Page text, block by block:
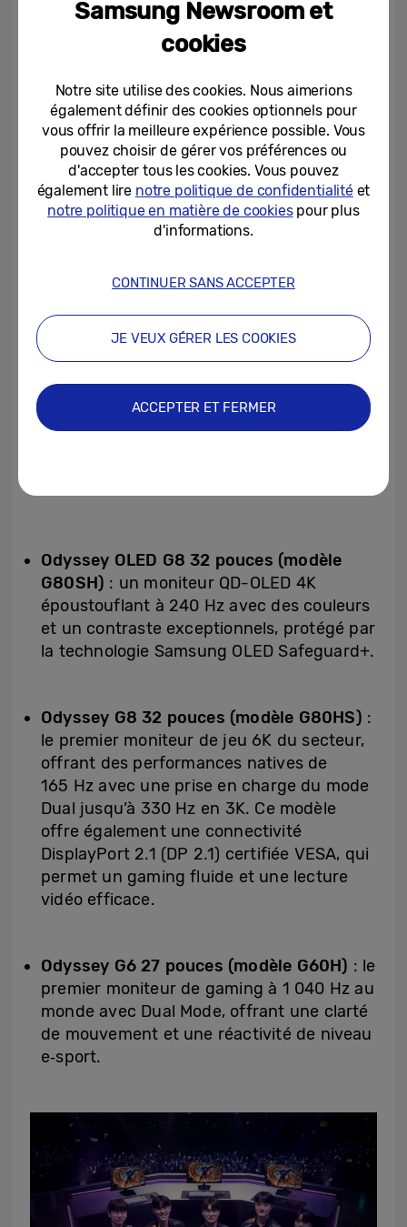
Cette dynamique s’est récemment
manifestée lors de la GDC 2026 à San
dernière gamme Odyssey, donnant aux
développeurs un aperçu de la 3D sans
lunettes et du GAMING HDR10+. La gamme
Odyssey 2026 comprend les éléments
suivants :
oculaire avancé qui offre une profondeur
naturelle et donne l’impression que l’action
jaillit de l’écran.
Odyssey 3D Hub prend en charge une
bibliothèque croissante de titres
compatibles, dont « Hell is Us » et
« Cronos » : « The New Dawn » avec
Odyssey OLED G8 32 pouces (modèle
G80SH) : un moniteur QD-OLED 4K
époustouflant à 240 Hz avec des couleurs
et un contraste exceptionnels, protégé par
la technologie Samsung OLED Safeguard+.
Odyssey G8 32 pouces (modèle G80HS) :
le premier moniteur de jeu 6K du secteur,
offrant des performances natives de
165 Hz avec une prise en charge du mode
Dual jusqu’à 330 Hz en 3K. Ce modèle
offre également une connectivité
DisplayPort 2.1 (DP 2.1) certifiée VESA, qui
permet un gaming fluide et une lecture
vidéo efficace.
Odyssey G6 27 pouces (modèle G60H) : le
premier moniteur de gaming à 1 040 Hz au
monde avec Dual Mode, offrant une clarté
de mouvement et une réactivité de niveau
e‑sport.
Samsung Newsroom et
cookies
Notre site utilise des cookies. Nous aimerions
également définir des cookies optionnels pour
vous offrir la meilleure expérience possible. Vous
pouvez choisir de gérer vos préférences ou
d'accepter tous les cookies. Vous pouvez
également lire notre politique de confidentialitéet
notre politique en matière de cookiespour plus
d'informations.
CONTINUER SANS ACCEPTER
JE VEUX GÉRER LES COOKIES
ACCEPTER ET FERMER